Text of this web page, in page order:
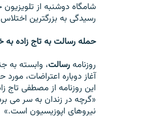
شامگاه دوشنبه از
رسيدگی به بزرگترين
حمله رسالت به تاج زاده
روزنامهرسالت، وابسته به
آغاز دوباره اعتراضات،
اين روزنامه از مصطفی تاج
«گرچه در زندان به ‌سر می
نيروهای اپوزيسيون است.»